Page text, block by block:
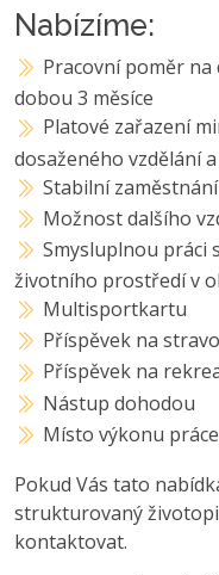
Nabízíme:
Pracovní poměr
dobou 3 měsíce
Platové zařazení
dosaženého vzdělání
Stabilní
Možnost dalšího
Smysluplnou práci
životního prostředí v
Multisportkartu
Příspěvek na
Příspěvek na
Nástup dohodou
Místo výkonu
Pokud Vás tato
strukturovaný
kontaktovat.